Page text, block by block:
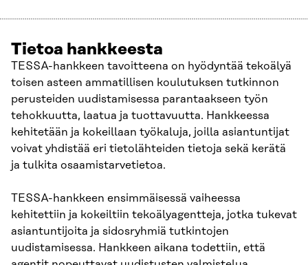
Tietoa hankkeesta
TESSA-hankkeen tavoitteena on hyödyntää tekoälyä
toisen asteen ammatillisen koulutuksen tutkinnon
perusteiden uudistamisessa parantaakseen työn
tehokkuutta, laatua ja tuottavuutta. Hankkeessa
kehitetään ja kokeillaan työkaluja, joilla asiantuntijat
voivat yhdistää eri tietolähteiden tietoja sekä kerätä
ja tulkita osaamistarvetietoa.
TESSA-hankkeen ensimmäisessä vaiheessa
kehitettiin ja kokeiltiin tekoälyagentteja, jotka tukevat
asiantuntijoita ja sidosryhmiä tutkintojen
uudistamisessa. Hankkeen aikana todettiin, että